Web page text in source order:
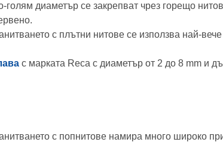
голям диаметър се закрепват чрез горещо
с плътни нитове се използва най-
с марката Reca с диаметър от 2 до 8 mm и
с попнитове намира много широко